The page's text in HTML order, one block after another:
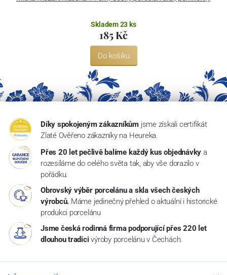
Skladem 23 ks
185 Kč
Do košíku
Díky spokojeným zákazníkům jsme získali certifikát
Zlaté Ověřeno zákazníky na Heureka.
Přes 20 let pečlivě balíme každý kus objednávky a
rozesíláme do celého světa tak, aby vše dorazilo v
pořádku.
Obrovský výběr porcelánu a skla všech českých
výrobců. Máme jedinečný přehled o aktuální i historické
produkci porcelánu
Jsme česká rodinná firma podporující přes 220 let
dlouhou tradici výroby porcelánu v Čechách.